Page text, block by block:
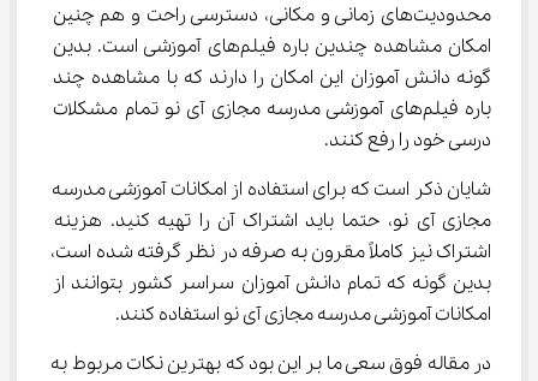
محدودیت‌های زمانی و مکانی، دسترسی راحت و هم چنین
امکان مشاهده چندین باره فیلم‌های آموزشی است. بدین
گونه دانش آموزان این امکان را دارند که با مشاهده چند
باره فیلم‌های آموزشی مدرسه مجازی آی نو تمام مشکلات
درسی خود را رفع کنند.
شایان ذکر است که برای استفاده از امکانات آموزشی مدرسه
مجازی آی نو، حتما باید اشتراک آن را تهیه کنید. هزینه
اشتراک نیز کاملاً مقرون به صرفه در نظر گرفته شده است،
بدین گونه که تمام دانش آموزان سراسر کشور بتوانند از
امکانات آموزشی مدرسه مجازی آی نو استفاده کنند.
در مقاله فوق سعی ما بر این بود که بهترین نکات مربوط به